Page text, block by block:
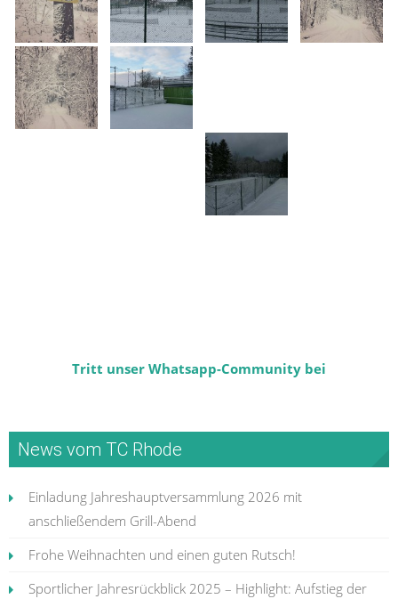
Tritt unser Whatsapp-Community bei
News vom TC Rhode
Einladung Jahreshauptversammlung 2026 mit
anschließendem Grill-Abend
Frohe Weihnachten und einen guten Rutsch!
Sportlicher Jahresrückblick 2025 – Highlight: Aufstieg der